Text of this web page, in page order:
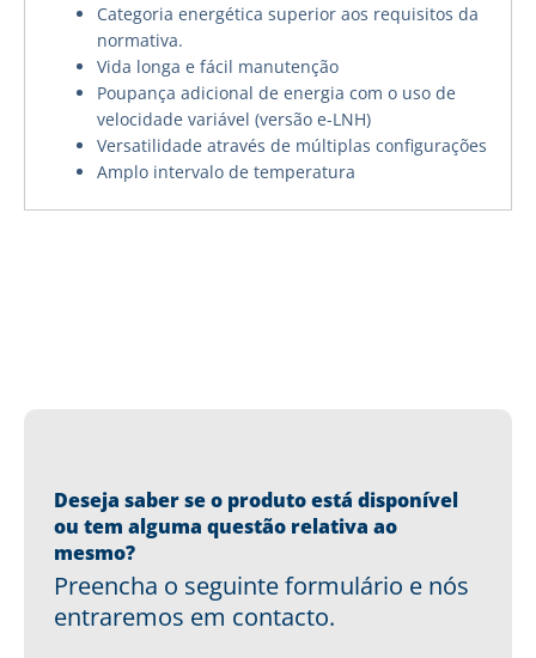
Categoria energética superior aos requisitos da
normativa.
Vida longa e fácil manutenção
Poupança adicional de energia com o uso de
velocidade variável (versão e-LNH)
Versatilidade através de múltiplas configurações
Amplo intervalo de temperatura
Deseja saber se o produto está disponível
ou tem alguma questão relativa ao
mesmo?
Preencha o seguinte formulário e nós
entraremos em contacto.